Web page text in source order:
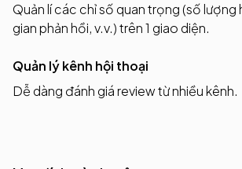
Quản lí các chỉ số quan trọng (số lượng
gian phản hồi, v.v.) trên 1 giao diện.
Quản lý kênh hội thoại
Dễ dàng đánh giá review từ nhiều kênh.